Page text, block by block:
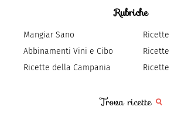
Rubriche
Mangiar Sano
Abbinamenti Vini e Cibo
Ricette della Campania
Trova ricette